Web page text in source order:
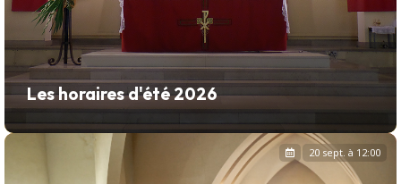
Les horaires d'été 2026
20 sept. à 12:00